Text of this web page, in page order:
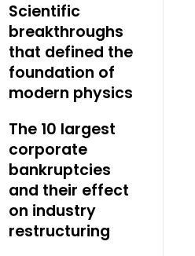
Scientific
breakthroughs
that defined the
foundation of
modern physics
The 10 largest
corporate
bankruptcies
and their effect
on industry
restructuring